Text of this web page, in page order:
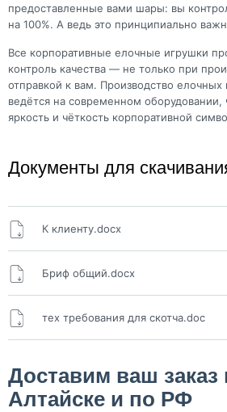
предоставленные вами шары: вы
на 100%. А ведь это принципиально
Все корпоративные елочные игрушки
контроль качества — не только при
отправкой к вам. Производство
ведётся на современном оборудовании,
яркость и чёткость корпоративной
Документы для
К клиенту.docx
Бриф общий.docx
тех требования для скотча.doc
Доставим ваш заказ
Алтайске и по РФ